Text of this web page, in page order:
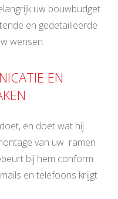
uw bouwbudget
en gedetailleerde
wensen.
EN
en doet wat hij
van uw ramen
bij hem conform
en telefoons krijgt